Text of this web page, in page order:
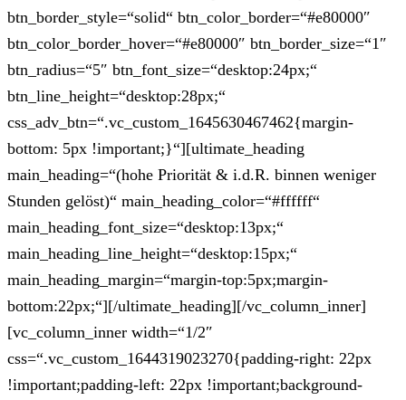
btn_border_style=“solid“ btn_color_border=“#e80000″
btn_color_border_hover=“#e80000″ btn_border_size=“1″
btn_radius=“5″ btn_font_size=“desktop:24px;“
btn_line_height=“desktop:28px;“
css_adv_btn=“.vc_custom_1645630467462{margin-
bottom: 5px !important;}“][ultimate_heading
main_heading=“(hohe Priorität & i.d.R. binnen weniger
Stunden gelöst)“ main_heading_color=“#ffffff“
main_heading_font_size=“desktop:13px;“
main_heading_line_height=“desktop:15px;“
main_heading_margin=“margin-top:5px;margin-
bottom:22px;“][/ultimate_heading][/vc_column_inner]
[vc_column_inner width=“1/2″
css=“.vc_custom_1644319023270{padding-right: 22px
!important;padding-left: 22px !important;background-